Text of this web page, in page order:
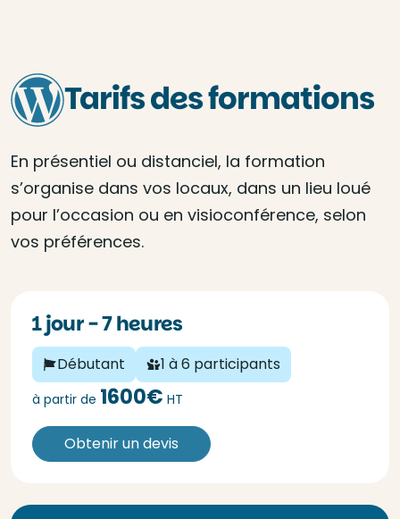
Tarifs des formations
En présentiel ou distanciel, la formation
s’organise dans vos locaux, dans un lieu loué
pour l’occasion ou en visioconférence, selon
vos préférences.
1 jour - 7 heures
Débutant 1 à 6 participants
à partir de 1600€ HT
Obtenir un devis